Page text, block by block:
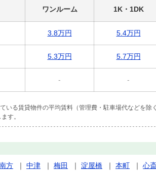
ワンルーム 1K・1DK
3.8万円 5.4万円
5.3万円 5.7万円
- -
いる賃貸物件の平均賃料（管理費・駐車場代などを
す。
方 ｜ 中津 ｜ 梅田 ｜ 淀屋橋 ｜ 本町 ｜ 心